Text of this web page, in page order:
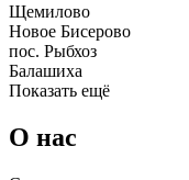
Щемилово
Новое Бисерово
пос. Рыбхоз
Балашиха
Показать ещё
О нас